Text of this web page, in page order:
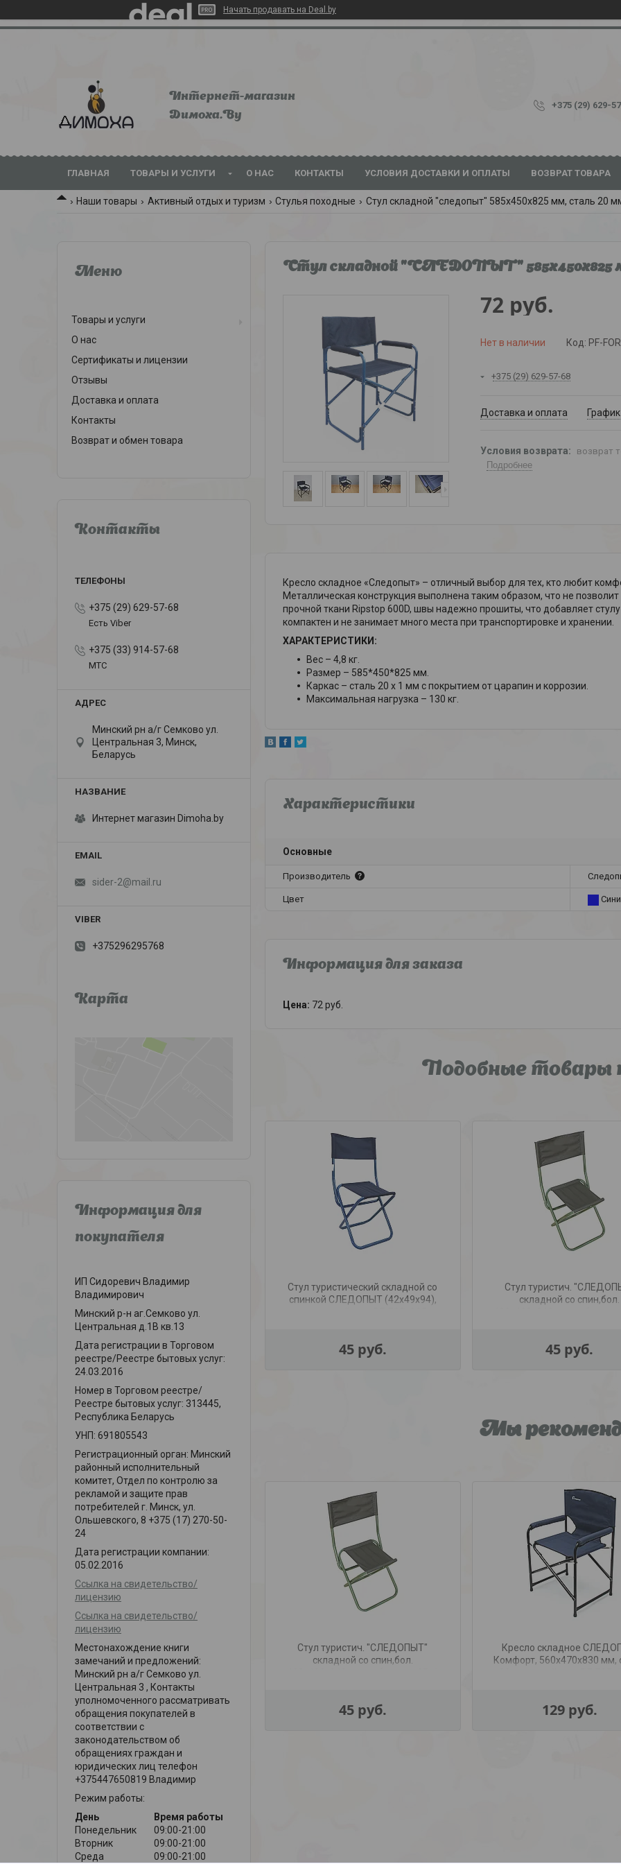
Начать продавать на Deal.by
Интернет-магазин
Dимoхa.By
+375 (29) 629-
ГЛАВНАЯ ТОВАРЫ И УСЛУГИ О НАС КОНТАКТЫ УСЛОВИЯ ДОСТАВКИ И ОПЛАТЫ ВОЗВРАТ ТОВАРА
Наши товары Активный отдых и туризм Стулья походные Стул складной "следопыт" 585х450х825 мм, сталь 20
Стул складной "СЛЕДОПЫТ" 585х450х825
72 руб.
Нет в наличии Код: PF-
+375 (29) 629-57-68
Доставка и оплата
возврат
Подробнее
Кресло складное «Следопыт» – отличный выбор для тех, кто любит
Металлическая конструкция выполнена таким образом, что не
прочной ткани Ripstop 600D, швы надежно прошиты, что добавляет
компактен и не занимает много места при транспортировке и хранении.
ХАРАКТЕРИСТИКИ:
Вес – 4,8 кг.
Размер – 585*450*825 мм.
Каркас – сталь 20 х 1 мм с покрытием от царапин и коррозии.
Максимальная нагрузка – 130 кг.
Характеристики
Основные
Производитель
Цвет
Информация для заказа
Цена: 72 руб.
Подобные товары
Стул туристический складной со
спинкой СЛЕДОПЫТ (42х49х94),
45 руб.
Стул туристич.
складной со спин,бол.
45 руб.
Мы
Стул туристич. "СЛЕДОПЫТ"
складной со спин,бол.
45 руб.
Кресло складное
Комфорт, 560х470х830 мм,
129 руб.
Товары и услуги
О нас
Сертификаты и лицензии
Отзывы
Доставка и оплата
Контакты
Возврат и обмен товара
Контакты
+375 (29) 629-57-68
Есть Viber
+375 (33) 914-57-68
МТС
Минский рн а/г Семково ул.
Центральная 3, Минск,
Беларусь
Интернет магазин Dimoha.by
sider-2@mail.ru
+375296295768
Карта
Информация для
покупателя
ИП Сидоревич Владимир
Владимирович
Минский р-н аг.Семково ул.
Центральная д.1В кв.13
Дата регистрации в Торговом
реестре/Реестре бытовых услуг:
24.03.2016
Номер в Торговом реестре/
Реестре бытовых услуг: 313445,
Республика Беларусь
УНП: 691805543
Регистрационный орган: Минский
районный исполнительный
комитет, Отдел по контролю за
рекламой и защите прав
потребителей г. Минск, ул.
Ольшевского, 8 +375 (17) 270-50-
24
Дата регистрации компании:
05.02.2016
Ссылка на свидетельство/
лицензию
Ссылка на свидетельство/
лицензию
Местонахождение книги
замечаний и предложений:
Минский рн а/г Семково ул.
Центральная 3 , Контакты
уполномоченного рассматривать
обращения покупателей в
соответствии с
законодательством об
обращениях граждан и
юридических лиц телефон
+375447650819 Владимир
Режим работы:
День
Время работы
Понедельник
09:00-21:00
Вторник
09:00-21:00
Среда
09:00-21:00